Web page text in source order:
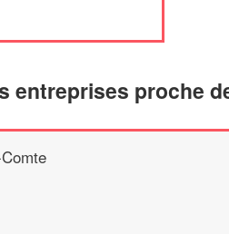
entreprises proche